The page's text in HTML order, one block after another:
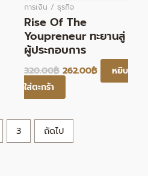
การเงิน / ธุรกิจ
Rise Of The
Youpreneur ทะยานสู่
ผู้ประกอบการ
320.00฿ 262.00฿
หยิบ
ใส่ตะกร้า
3 ถัดไป